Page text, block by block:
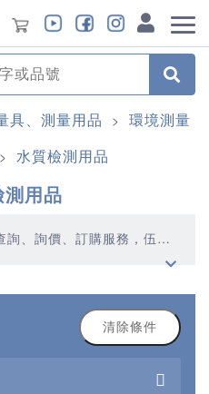
具、測量用品 > 環境測量
> 水質檢測用品
用品
、詢價、訂購服務，伍全
著優質品質、合理價格、多
清除條件